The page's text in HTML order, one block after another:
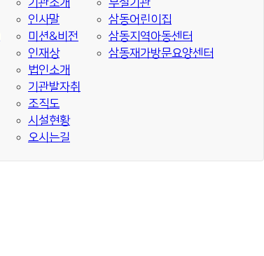
기관소개
인사말
미션&비전
인재상
법인소개
기관발자취
조직도
시설현황
오시는길
부설기관
삼동어린이집
삼동지역아동센터
삼동재가방문요양센터